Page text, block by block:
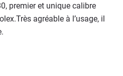
premier et unique calibre
agréable à l’usage, il